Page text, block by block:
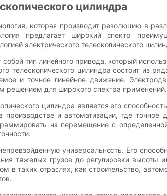
цилиндра
которая производит революцию в
предлагает широкий спектр
электрического телескопического
тип линейного привода, который
телескопического цилиндра состоит из
и точное линейное движение.
решением для широкого спектра применений.
цилиндра является его
и автоматизации, где
на перемещение с
универсальность. Его
тяжелых грузов до регулировки высоты
в таких отраслях, как строительство,